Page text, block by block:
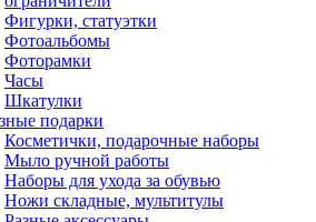
Фигурки, статуэтки
Фотоальбомы
Фоторамки
Часы
Шкатулки
подарки
Косметички, подарочные наборы
Мыло ручной работы
Наборы для ухода за обувью
Ножи складные, мультитулы